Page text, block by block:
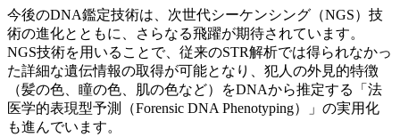
今後のDNA鑑定技術は、次世代シーケンシング（NGS）技
術の進化とともに、さらなる飛躍が期待されています。
NGS技術を用いることで、従来のSTR解析では得られなかっ
た詳細な遺伝情報の取得が可能となり、犯人の外見的特徴
（髪の色、瞳の色、肌の色など）をDNAから推定する「法
医学的表現型予測（Forensic DNA Phenotyping）」の実用化
も進んでいます。